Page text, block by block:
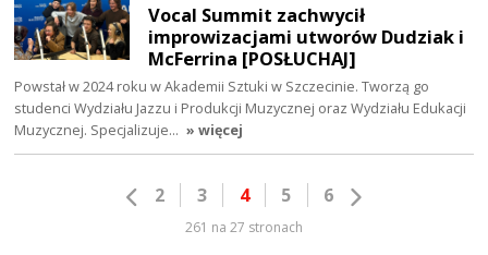
Vocal Summit zachwycił
improwizacjami utworów Dudziak i
McFerrina [POSŁUCHAJ]
Powstał w 2024 roku w Akademii Sztuki w Szczecinie. Tworzą go
studenci Wydziału Jazzu i Produkcji Muzycznej oraz Wydziału Edukacji
Muzycznej. Specjalizuje… » więcej
2 3 4 5 6
261 na 27 stronach